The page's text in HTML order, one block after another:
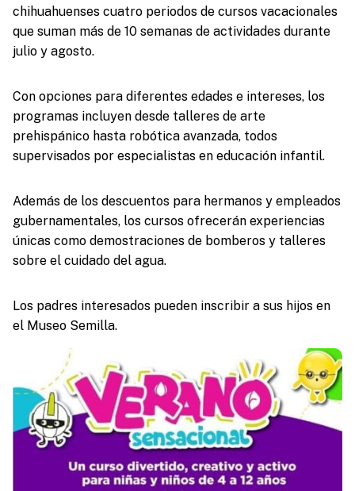
chihuahuenses cuatro periodos de cursos vacacionales
que suman más de 10 semanas de actividades durante
julio y agosto.
Con opciones para diferentes edades e intereses, los
programas incluyen desde talleres de arte
prehispánico hasta robótica avanzada, todos
supervisados por especialistas en educación infantil.
Además de los descuentos para hermanos y empleados
gubernamentales, los cursos ofrecerán experiencias
únicas como demostraciones de bomberos y talleres
sobre el cuidado del agua.
Los padres interesados pueden inscribir a sus hijos en
el Museo Semilla.